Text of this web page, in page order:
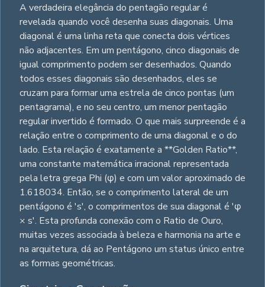
A verdadeira elegância do pentagão regular é
revelada quando você desenha suas diagonais. Uma
diagonal é uma linha reta que conecta dois vértices
não adjacentes. Em um pentágono, cinco diagonais de
igual comprimento podem ser desenhados. Quando
todos esses diagonais são desenhados, eles se
cruzam para formar uma estrela de cinco pontas (um
pentagrama), e no seu centro, um menor pentagão
regular invertido é formado. O que mais surpreende é a
relação entre o comprimento de uma diagonal e o do
lado. Esta relação é exatamente a **Golden Ratio**,
uma constante matemática irracional representada
pela letra grega Phi (φ) e com um valor aproximado de
1.618034. Então, se o comprimento lateral de um
pentágono é 's', o comprimentos de sua diagonal é 'φ
× s'. Esta profunda conexão com o Ratio de Ouro,
muitas vezes associada à beleza e harmonia na arte e
na arquitetura, dá ao Pentágono um status único entre
as formas geométricas.